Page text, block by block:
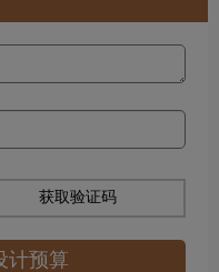
获取验证码
计预算